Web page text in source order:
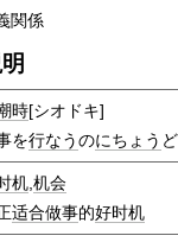
関係
時[シオドキ]
を行なうのにちょう
机 机会
适合做事的好时机